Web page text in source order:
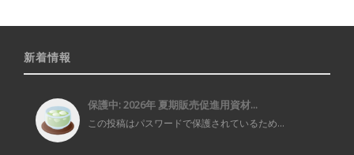
新着情報
保護中: 2026年 夏期販売促進用資材...
この投稿はパスワードで保護されているため...